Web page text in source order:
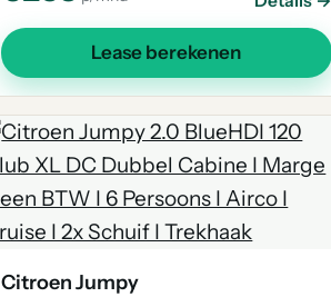
Lease berekenen
Citroen Jumpy